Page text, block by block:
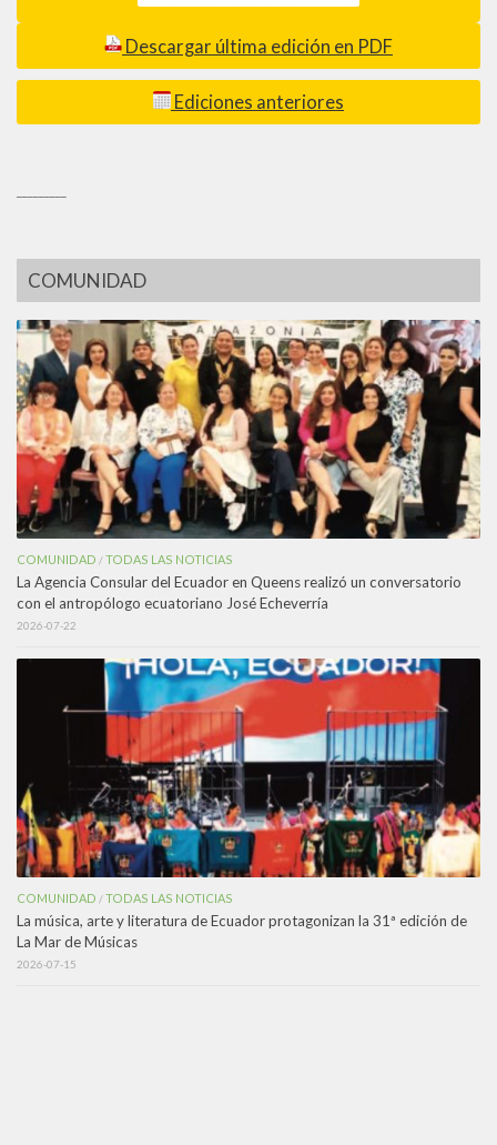
Descargar última edición en PDF
Ediciones anteriores
COMUNIDAD
COMUNIDAD /TODAS LAS NOTICIAS
La Agencia Consular del Ecuador en Queens realizó un conversatorio
con el antropólogo ecuatoriano José Echeverría
2026-07-22
COMUNIDAD /TODAS LAS NOTICIAS
La música, arte y literatura de Ecuador protagonizan la 31ª edición de
La Mar de Músicas
2026-07-15